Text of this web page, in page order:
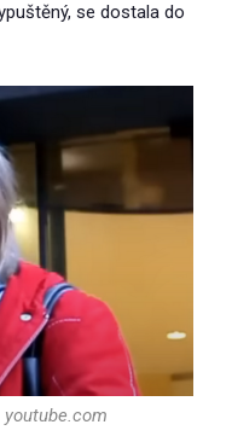
se dostala do